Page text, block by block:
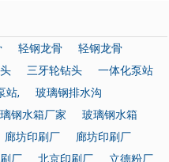
轻钢龙骨
轻钢龙骨
三牙轮钻头
一体化泵站
站,
玻璃钢排水沟
钢水箱厂家
玻璃钢水箱
廊坊印刷厂
廊坊印刷厂
厂 北京印刷厂
立德粉厂